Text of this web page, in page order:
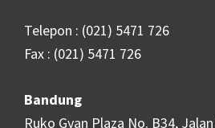
Telepon : (021) 5471 726
Fax : (021) 5471 726
Bandung
Ruko Gyan Plaza No. B34,